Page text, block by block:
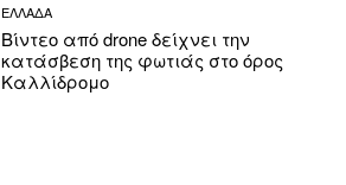
ΕΛΛΑΔΑ
Βίντεο από drone δείχνει την
κατάσβεση της φωτιάς στο όρος
Καλλίδρομο